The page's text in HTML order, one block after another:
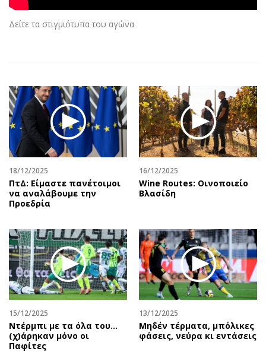
Αθλητισμός
Κύπρος
Διεθνή
Οικονομική
Οικονομία
Real Estate
Επιχειρήσεις
Αγορές
Money Review
AstroBank Properties
Ενέργεια
Ναυτιλία
Περιβάλλον
Ελλάδα
Κόσμος
Παράξενα
Πολιτισμός
Geek
Social
Αφιερώματα
Πολιτική
Οικονομία
Γενικά
Αναδρομές
Πρόσωπα
Περιβάλλον
Γυναίκα
Showbiz
Ταξίδια
Συνταγές
Έξοδος
Media
Εκπομπές
Δείτε τα στιγμιότυπα του αγώνα
18/12/2025
ΠτΔ: Είμαστε πανέτοιμοι
να αναλάβουμε την
Προεδρία
16/12/2025
Wine Routes: Οινοποιείο
Βλασίδη
15/12/2025
Ντέρμπι με τα όλα του…
(χ)άρηκαν μόνο οι
Παφίτες
13/12/2025
Μηδέν τέρματα, μπόλικες
φάσεις, νεύρα κι εντάσεις